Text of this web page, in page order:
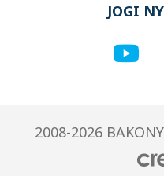
JOGI
2008-2026